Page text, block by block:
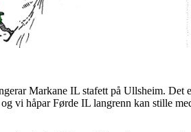
Markane IL stafett på Ullsheim. Det
vi håpar Førde IL langrenn kan stille